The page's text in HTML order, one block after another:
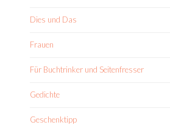
Dies und Das
Frauen
Für Buchtrinker und Seitenfresser
Gedichte
Geschenktipp